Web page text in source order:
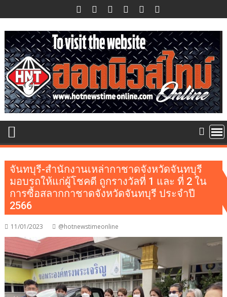
to
content
จันทบุรี-สำนักงานเหล่ากาชาดจังหวัดจันทบุรี
มอบรถให้แก่ผู้โชคดี ถูกรางวัลที่ 1 และ ที่ 2 ใน
การซื้อสลากกาชาดจังหวัดจันทบุรี ประจำปี
2566
11/01/2023 @hotnewstimeonline